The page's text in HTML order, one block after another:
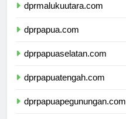
dprmalukuutara.com
dprpapua.com
dprpapuaselatan.com
dprpapuatengah.com
dprpapuapegunungan.com